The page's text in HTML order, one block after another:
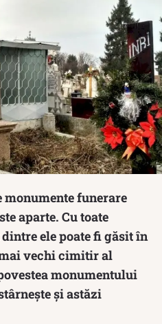
funerare
aparte. Cu toate
ele poate fi găsit în
vechi cimitir al
monumentului
şi astăzi